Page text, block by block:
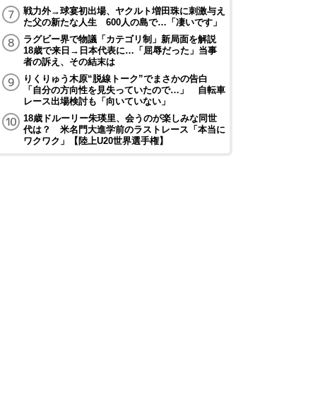
戦力外→球宴初出場、ヤクルト増田珠に刺激与え
た父の新たな人生 600人の島で…「凄いです」
ラグビー界で物議「カテゴリ制」新局面を解説
18歳で来日→日本代表に…「屈辱だった」当事
者の訴え、その結末は
りくりゅう木原“脱線トーク”でまさかの告白
「自分の方向性を見失っていたので…」 自転車
レース出場検討も「向いていない」
18歳ドルーリー朱瑛里、会うのが楽しみな同世
代は？ 米名門大進学前のラストレース「本当に
ワクワク」【陸上U20世界選手権】